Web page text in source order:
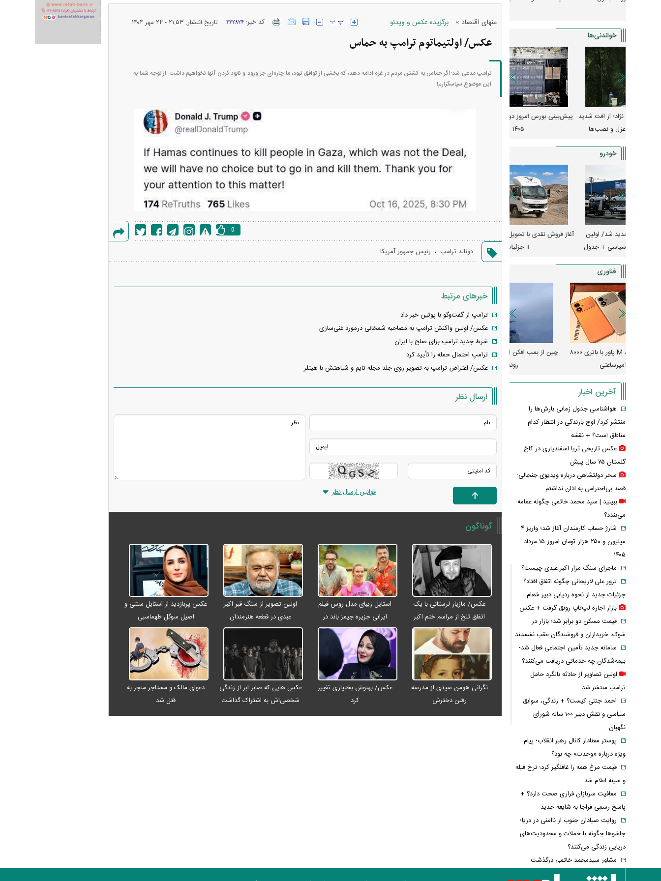
منهای اقتصاد » برگزیده عکس و ویدئو کد خبر:۳۳۲۸۲۴ تاریخ انتشار: ۲۱:۵۳ - ۲۴ مهر ۱۴۰۴
عکس/ اولتیماتوم ترامپ به حماس
ترامپ مدعی شد:اگر حماس به کشتن مردم در غزه ادامه دهد، که بخشی از توافق نبود، ما چاره‌ای جز ورود و نابود کردن آنها نخواهیم داشت. از توجه شما به
این موضوع سپاسگزارم!
گزارش
0
دونالد ترامپ ، رئیس جمهور آمریکا
خبرهای مرتبط
ترامپ از گفت‌و‌گو با پوتین خبر داد
عکس/ اولین واکنش ترامپ به مصاحبه شمخانی درمورد غنی‌سازی
شرط جدید ترامپ برای صلح با ایران
ترامپ احتمال حمله را تأیید کرد
عکس/ اعتراض ترامپ به تصویر روی جلد مجله تایم و شباهتش با هیتلر
ارسال نظر
قوانین ارسال نظر
گوناگون
عکس/ مازیار لرستانی با یک
اتفاق تلخ از مراسم ختم اکبر
عبدی رفت
استایل زیبای مدل روس فیلم
ایرانی جزیره جیمز باند در
اصفهان + عکس
اولین تصویر از سنگ قبر اکبر
عبدی در قطعه هنرمندان
عکس پربازدید از استایل سنتی و
اصیل سوگل طهماسبی
نگرانی هومن سیدی از مدرسه
رفتن دخترش
عکس/ بهنوش بختیاری تغییر
کرد
عکس هایی که صابر ابر از زندگی
شخصی‌اش به اشتراک گذاشت
دعوای مالک و مستاجر منجر به
قتل شد
خواندنی‌ها
پیش‌بینی بورس امروز دوشنبه ۱۲ مرداد ماه
پیش‌بینی بورس امروز دوشنبه ۱۲ مرداد ماه
۱۴۰۵
خودرو
آغاز فروش نقدی با تحویل فوری بهمن دیزل
جزئیات
واکنش بازار به تحولات سیاسی + جدول
آغاز فروش نقدی با تحویل فوری بهمن دیزل
فناوری
چین از بمب افکن H-۶N با موشک هسته‌ای
پهپاد رهگیر یا موشک پدافند؛ قدرت تهدید
کدامیک بیشتر است؟
میلی‌آمپرساعتی
آخرین اخبار
هواشناسی جدول زمانی بارش‌ها را
منتشر کرد/ اوج بارندگی در انتظار کدام
مناطق است؟ + نقشه
عکس تاریخی ثریا اسفندیاری در کاخ
گلستان ۷۵ سال پیش
سحر دولتشاهی درباره ویدیوی جنجالی:
قصد بی‌احترامی به اذان نداشتم
ببینید | سید محمد خاتمی چگونه عمامه
می‌بندد؟
شارژ حساب کارمندان آغاز شد؛ واریز ۴
میلیون و ۲۵۰ هزار تومان امروز ۱۵ مرداد
۱۴۰۵
ماجرای سنگ مزار اکبر عبدی چیست؟
ترور علی لاریجانی چگونه اتفاق افتاد؟
جزئیات جدید از نحوه ردیابی دبیر شعام
بازار اجاره لپ‌تاپ رونق گرفت + عکس
قیمت مسکن دو برابر شد؛ بازار در
شوک، خریداران و فروشندگان عقب نشستند
سامانه جدید تأمین اجتماعی فعال شد؛
بیمه‌شدگان چه خدماتی دریافت می‌کنند؟
اولین تصاویر از حادثه بالگرد حامل
ترامپ منتشر شد
احمد جنتی کیست؟ + زندگی، سوابق
سیاسی و نقش دبیر ۱۰۰ ساله شورای
نگهبان
پوستر معنادار کانال رهبر انقلاب؛ پیام
ویژه درباره «وحدت» چه بود؟
قیمت مرغ همه را غافلگیر کرد؛ نرخ فیله
و سینه اعلام شد
معافیت سربازان فراری صحت دارد؟ +
پاسخ رسمی فراجا به شایعه جدید
روایت صیادان جنوب از ناامنی در دریا؛
جاشوها چگونه با حملات و محدودیت‌های
دریایی زندگی می‌کنند؟
مشاور سیدمحمد خاتمی درگذشت
جنگ لفظی خاندوزی و ظریف بالا